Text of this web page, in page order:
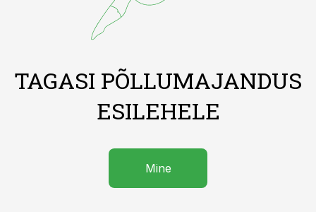
TAGASI PÕLLUMAJANDUS
ESILEHELE
Mine